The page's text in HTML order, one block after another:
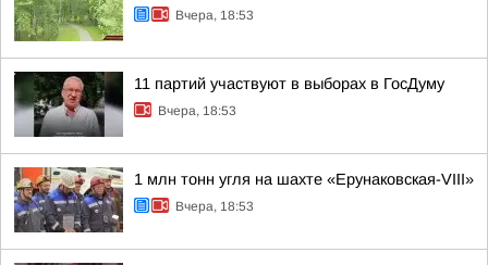
Вчера, 18:53
11 партий участвуют в выборах в ГосДуму
Вчера, 18:53
1 млн тонн угля на шахте «Ерунаковская-VIII»
Вчера, 18:53